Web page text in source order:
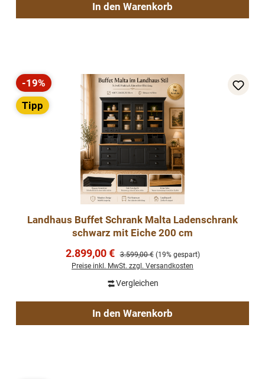
In den Warenkorb
Rabatt
-19%
Tipp
Landhaus Buffet Schrank Malta Ladenschrank
schwarz mit Eiche 200 cm
Verkaufspreis:
2.899,00 € Regulärer Preis:
3.599,00 € (19% gespart)
Preise inkl. MwSt. zzgl. Versandkosten
Vergleichen
In den Warenkorb